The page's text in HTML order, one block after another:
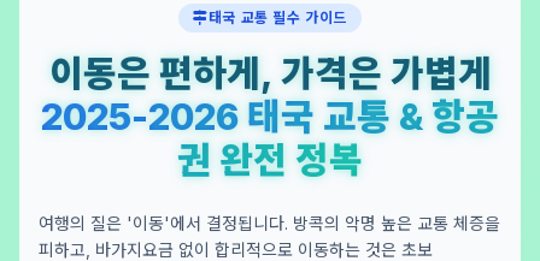
태국 교통 필수 가이드
이동은 편하게, 가격은 가볍게
2025-2026 태국 교통 & 항공
권 완전 정복
여행의 질은 '이동'에서 결정됩니다. 방콕의 악명 높은 교통 체증을
피하고, 바가지요금 없이 합리적으로 이동하는 것은 초보